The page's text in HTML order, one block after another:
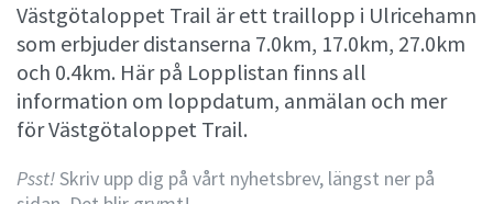
Västgötaloppet Trail är ett traillopp i Ulricehamn
som erbjuder distanserna 7.0km, 17.0km, 27.0km
och 0.4km. Här på Lopplistan finns all
information om loppdatum, anmälan och mer
för Västgötaloppet Trail.
Psst!Skriv upp dig på vårt nyhetsbrev, längst ner på